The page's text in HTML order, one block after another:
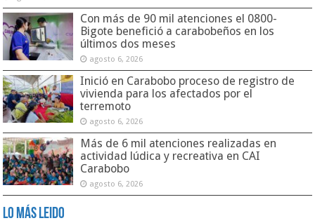
Con más de 90 mil atenciones el 0800-
Bigote benefició a carabobeños en los
últimos dos meses
agosto 6, 2026
Inició en Carabobo proceso de registro de
vivienda para los afectados por el
terremoto
agosto 6, 2026
Más de 6 mil atenciones realizadas en
actividad lúdica y recreativa en CAI
Carabobo
agosto 6, 2026
Lo Más Leido